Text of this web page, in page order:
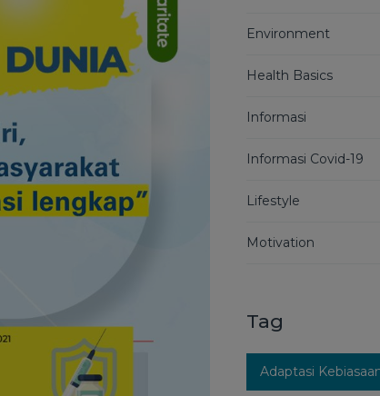
Environment
Health Basics
Informasi
Informasi Covid-19
Lifestyle
Motivation
Tag
Adaptasi